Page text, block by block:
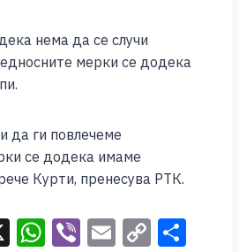
нема да се случи
мерки се додека
да ги повлечеме
се додека имаме
Курти, пренесува РТК.
X W Vi E C